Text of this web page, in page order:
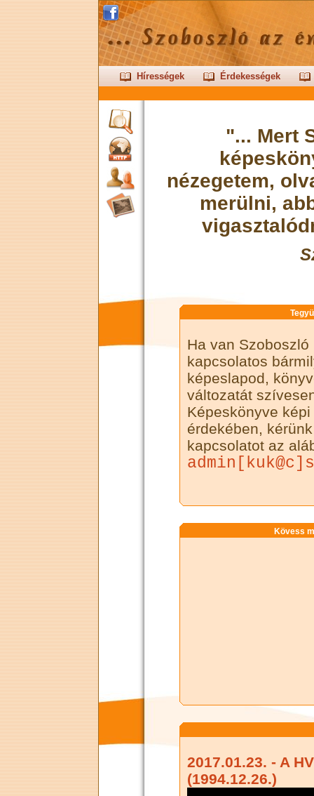
Hírességek Érdekességek
"... Mert
nézegetem,
merülni,
Ha van
kapcsolatos
képeslapod,
változatát
Képeskönyve
érdekében,
kapcsolatot az
Kövess
2017.01.23. - A
(1994.12.26.)